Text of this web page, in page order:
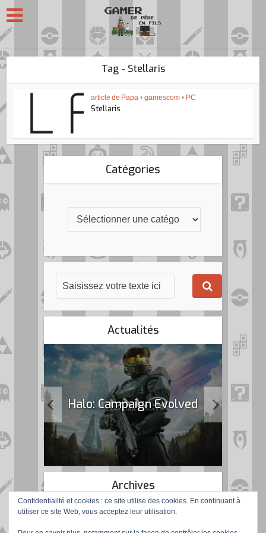
Tag - Stellaris
article de Papa • gamescom • PC
Stellaris
Catégories
Actualités
Halo: Campaign Evolved
Archives
Confidentialité et cookies : ce site utilise des cookies. En continuant à
utiliser ce site Web, vous acceptez leur utilisation.